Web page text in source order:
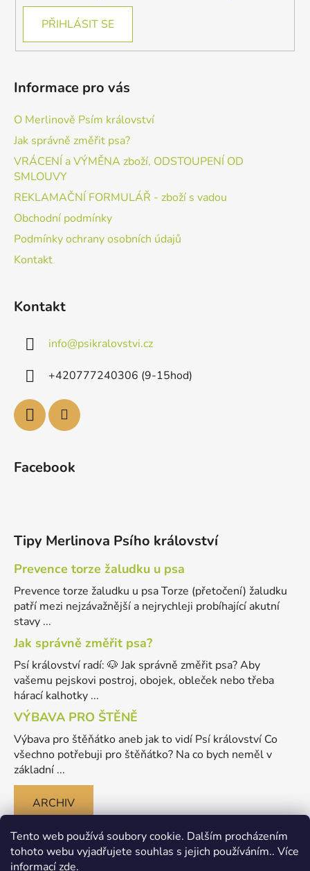
Tento web používá soubory cookie. Dalším procházením
tohoto webu vyjadřujete souhlas s jejich používáním.. Více
informacízde.
PŘIHLÁSIT SE
Informace pro vás
O Merlinově Psím království
Jak správně změřit psa?
VRÁCENÍ a VÝMĚNA zboží, ODSTOUPENÍ OD
SMLOUVY
REKLAMAČNÍ FORMULÁŘ - zboží s vadou
Obchodní podmínky
Podmínky ochrany osobních údajů
Kontakt
Kontakt
info@psikralovstvi.cz
+420777240306 (9-15hod)
Facebook
Tipy Merlinova Psího království
Prevence torze žaludku u psa
Prevence torze žaludku u psa Torze (přetočení) žaludku
patří mezi nejzávažnější a nejrychleji probíhající akutní
stavy ...
Jak správně změřit psa?
Psí království radí: 🐶 Jak správně změřit psa? Aby
vašemu pejskovi postroj, obojek, obleček nebo třeba
hárací kalhotky ...
VÝBAVA PRO ŠTĚNĚ
Výbava pro štěňátko aneb jak to vidí Psí království Co
všechno potřebuji pro štěňátko? Na co bych neměl v
základní ...
ARCHIV